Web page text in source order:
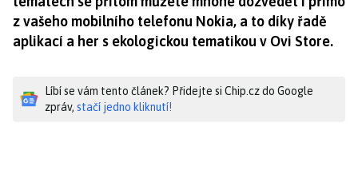
z vašeho mobilního telefonu Nokia, a to díky řadě
aplikací a her s ekologickou tematikou v Ovi Store.
Líbí se vám tento článek? Přidejte si Chip.cz do Google
zpráv, stačí jedno kliknutí!